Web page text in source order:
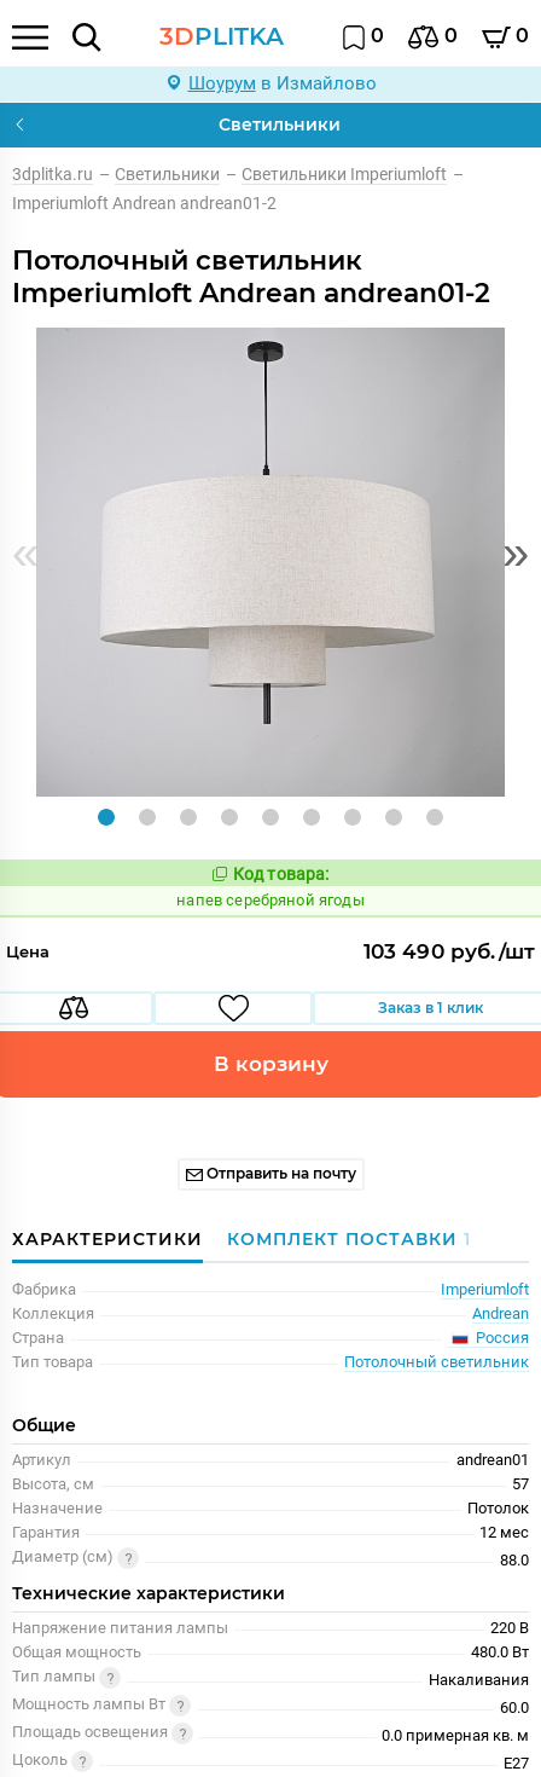
3DPLITKA 0 0 0
Шоурум в Измайлово
Светильники
3dplitka.ru – Светильники – Светильники Imperiumloft –
Imperiumloft Andrean andrean01-2
Потолочный светильник
Imperiumloft Andrean andrean01-2
« »
Код:
1088874
Код товара:
напев серебряной ягоды
Цена 103 490 руб./шт
Заказ в 1 клик
В корзину
Отправить на почту
ХАРАКТЕРИСТИКИ КОМПЛЕКТ ПОСТАВКИ 1
Фабрика
Imperiumloft
Коллекция
Andrean
Страна
Россия
Тип товара
Потолочный светильник
Общие
Артикул
andrean01
Высота, см
57
Назначение
Потолок
Гарантия
12 меc
Диаметр (см)
88.0
Технические характеристики
Напряжение питания лампы
220 В
Общая мощность
480.0 Вт
Тип лампы
Накаливания
Мощность лампы Вт
60.0
Площадь освещения
0.0 примерная кв. м
Цоколь
E27